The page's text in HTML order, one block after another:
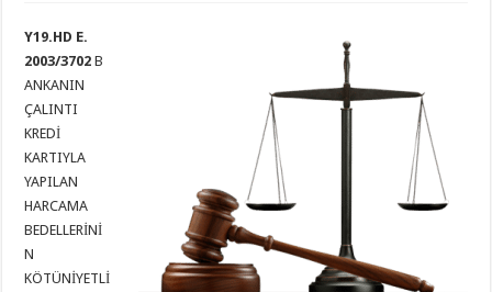
(Chargeback)
Konusundaki
Kararları
Y19.HD E.
2003/3702 B
ANKANIN
ÇALINTI
KREDİ
KARTIYLA
YAPILAN
HARCAMA
BEDELLERİNİ
N
KÖTÜNİYETLİ